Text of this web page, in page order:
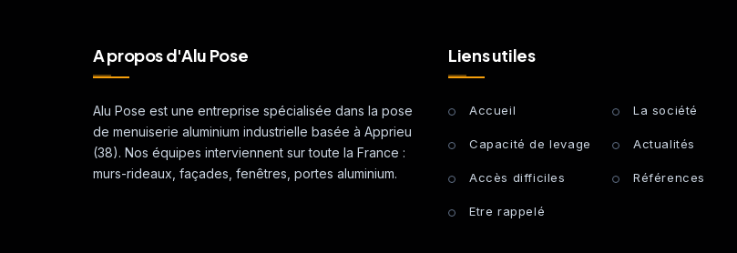
A propos d'Alu Pose
Alu Pose est une entreprise spécialisée dans la pose
de menuiserie aluminium industrielle basée à Apprieu
(38). Nos équipes interviennent sur toute la France :
murs-rideaux, façades, fenêtres, portes aluminium.
Liens utiles
Accueil La société
Capacité de levage Actualités
Accès difficiles Références
Etre rappelé